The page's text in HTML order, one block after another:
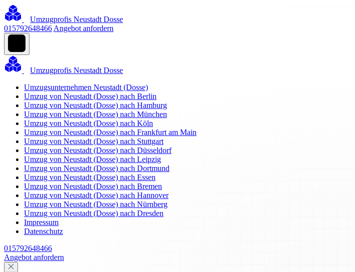
Umzugprofis Neustadt Dosse
015792648466 Angebot anfordern
Umzugprofis Neustadt Dosse
Umzugsunternehmen Neustadt (Dosse)
Umzug von Neustadt (Dosse) nach Berlin
Umzug von Neustadt (Dosse) nach Hamburg
Umzug von Neustadt (Dosse) nach München
Umzug von Neustadt (Dosse) nach Köln
Umzug von Neustadt (Dosse) nach Frankfurt am Main
Umzug von Neustadt (Dosse) nach Stuttgart
Umzug von Neustadt (Dosse) nach Düsseldorf
Umzug von Neustadt (Dosse) nach Leipzig
Umzug von Neustadt (Dosse) nach Dortmund
Umzug von Neustadt (Dosse) nach Essen
Umzug von Neustadt (Dosse) nach Bremen
Umzug von Neustadt (Dosse) nach Hannover
Umzug von Neustadt (Dosse) nach Nürnberg
Umzug von Neustadt (Dosse) nach Dresden
Impressum
Datenschutz
015792648466
Angebot anfordern